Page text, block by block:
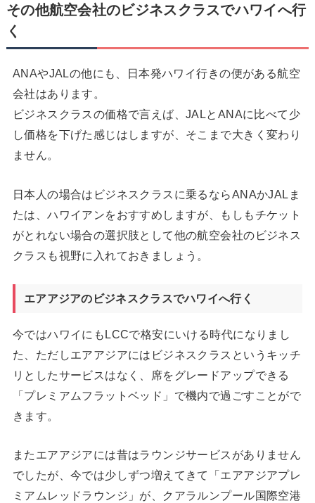
その他航空会社のビジネスクラスでハワイへ行
く
ANAやJALの他にも、日本発ハワイ行きの便がある航空
会社はあります。
ビジネスクラスの価格で言えば、JALとANAに比べて少
し価格を下げた感じはしますが、そこまで大きく変わり
ません。
日本人の場合はビジネスクラスに乗るならANAかJALま
たは、ハワイアンをおすすめしますが、もしもチケット
がとれない場合の選択肢として他の航空会社のビジネス
クラスも視野に入れておきましょう。
エアアジアのビジネスクラスでハワイへ行く
今ではハワイにもLCCで格安にいける時代になりまし
た、ただしエアアジアにはビジネスクラスというキッチ
リとしたサービスはなく、席をグレードアップできる
「プレミアムフラットベッド」で機内で過ごすことがで
きます。
またエアアジアには昔はラウンジサービスがありません
でしたが、今では少しずつ増えてきて「エアアジアプレ
ミアムレッドラウンジ」が、クアラルンプール国際空港